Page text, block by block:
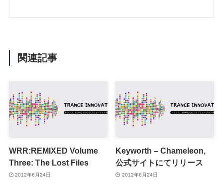
関連記事
WRR:REMIXED Volume
Three: The Lost Files
2012年6月24日
Keyworth – Chameleon,
公式サイトにてリリース
2012年6月24日